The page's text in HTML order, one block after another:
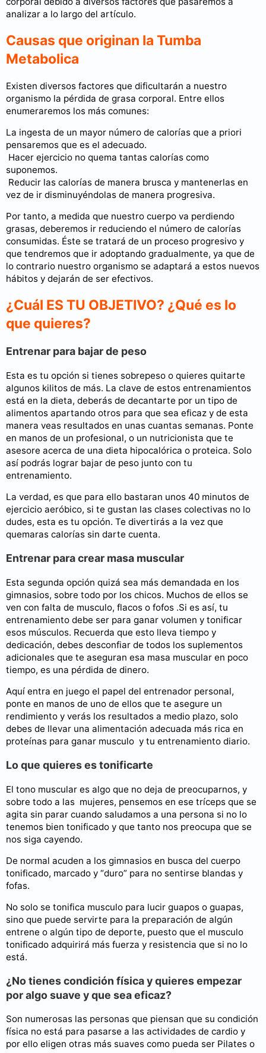
analizar a lo largo del artículo.
Causas que originan la Tumba
Metabolica
Existen diversos factores que dificultarán a nuestro
organismo la pérdida de grasa corporal. Entre ellos
enumeraremos los más comunes:
La ingesta de un mayor número de calorías que a priori
pensaremos que es el adecuado.
Hacer ejercicio no quema tantas calorías como
suponemos.
Reducir las calorías de manera brusca y mantenerlas en
vez de ir disminuyéndolas de manera progresiva.
Por tanto, a medida que nuestro cuerpo va perdiendo
grasas, deberemos ir reduciendo el número de calorías
consumidas. Éste se tratará de un proceso progresivo y
que tendremos que ir adoptando gradualmente, ya que de
lo contrario nuestro organismo se adaptará a estos nuevos
hábitos y dejarán de ser efectivos.
¿Cuál ES TU OBJETIVO? ¿Qué es lo
que quieres?
Entrenar para bajar de peso
Esta es tu opción si tienes sobrepeso o quieres quitarte
algunos kilitos de más. La clave de estos entrenamientos
está en la dieta, deberás de decantarte por un tipo de
alimentos apartando otros para que sea eficaz y de esta
manera veas resultados en unas cuantas semanas. Ponte
en manos de un profesional, o un nutricionista que te
asesore acerca de una dieta hipocalórica o proteica. Solo
así podrás lograr bajar de peso junto con tu
entrenamiento.
La verdad, es que para ello bastaran unos 40 minutos de
ejercicio aeróbico, si te gustan las clases colectivas no lo
dudes, esta es tu opción. Te divertirás a la vez que
quemaras calorías sin darte cuenta.
Entrenar para crear masa muscular
Esta segunda opción quizá sea más demandada en los
gimnasios, sobre todo por los chicos. Muchos de ellos se
ven con falta de musculo, flacos o fofos .Si es así, tu
entrenamiento debe ser para ganar volumen y tonificar
esos músculos. Recuerda que esto lleva tiempo y
dedicación, debes desconfiar de todos los suplementos
adicionales que te aseguran esa masa muscular en poco
tiempo, es una pérdida de dinero.
Aquí entra en juego el papel del entrenador personal,
ponte en manos de uno de ellos que te asegure un
rendimiento y verás los resultados a medio plazo, solo
debes de llevar una alimentación adecuada más rica en
proteínas para ganar musculo y tu entrenamiento diario.
Lo que quieres es tonificarte
El tono muscular es algo que no deja de preocuparnos, y
sobre todo a las mujeres, pensemos en ese tríceps que se
agita sin parar cuando saludamos a una persona si no lo
tenemos bien tonificado y que tanto nos preocupa que se
nos siga cayendo.
De normal acuden a los gimnasios en busca del cuerpo
tonificado, marcado y “duro” para no sentirse blandas y
fofas.
No solo se tonifica musculo para lucir guapos o guapas,
sino que puede servirte para la preparación de algún
entrene o algún tipo de deporte, puesto que el musculo
tonificado adquirirá más fuerza y resistencia que si no lo
está.
¿No tienes condición física y quieres empezar
por algo suave y que sea eficaz?
Son numerosas las personas que piensan que su condición
física no está para pasarse a las actividades de cardio y
por ello eligen otras más suaves como pueda ser Pilates o